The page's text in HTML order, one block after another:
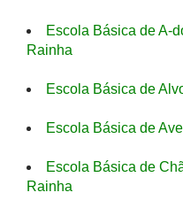
Escola Básica de A-
Rainha
Escola Básica de
Escola Básica de
Escola Básica de
Rainha